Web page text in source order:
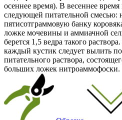
осеннее время). В весеннее
следующей питательной смесью:
пятисотграммовую банку
ложке мочевины и аммиачной
берется 1,5 ведра такого
каждый кустик следует вылить
питательного раствора,
больших ложек нитроаммофоски.